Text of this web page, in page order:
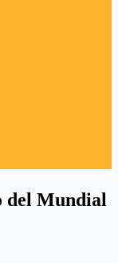
del Mundial